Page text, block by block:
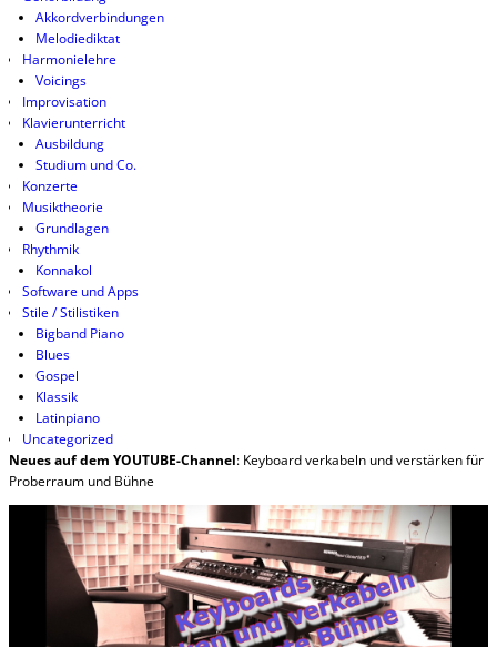
Akkordverbindungen
Melodiediktat
Harmonielehre
Voicings
Improvisation
Klavierunterricht
Ausbildung
Studium und Co.
Konzerte
Musiktheorie
Grundlagen
Rhythmik
Konnakol
Software und Apps
Stile / Stilistiken
Bigband Piano
Blues
Gospel
Klassik
Latinpiano
Uncategorized
Neues auf dem YOUTUBE-Channel: Keyboard verkabeln und verstärken für
Proberraum und Bühne